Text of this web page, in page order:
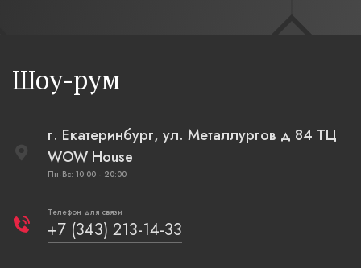
Шоу-рум
г. Екатеринбург, ул. Металлургов д 84 ТЦ
WOW House
Пн-Вс: 10:00 - 20:00
Телефон для связи
+7 (343) 213-14-33